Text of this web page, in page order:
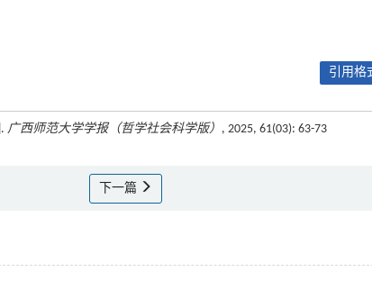
引用格
广西师范大学学报（哲学社会科学版） , 2025, 61(03): 63-73
下一篇